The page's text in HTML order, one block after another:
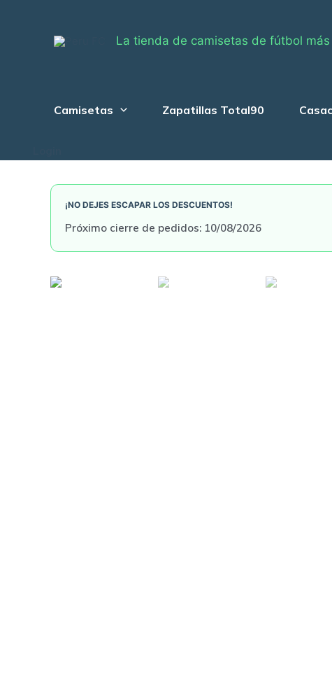
La tienda de camisetas de fútbol
Camisetas Zapatillas Total90
¡NO DEJES ESCAPAR LOS DESCUENTOS!
Próximo cierre de pedidos: 10/08/2026